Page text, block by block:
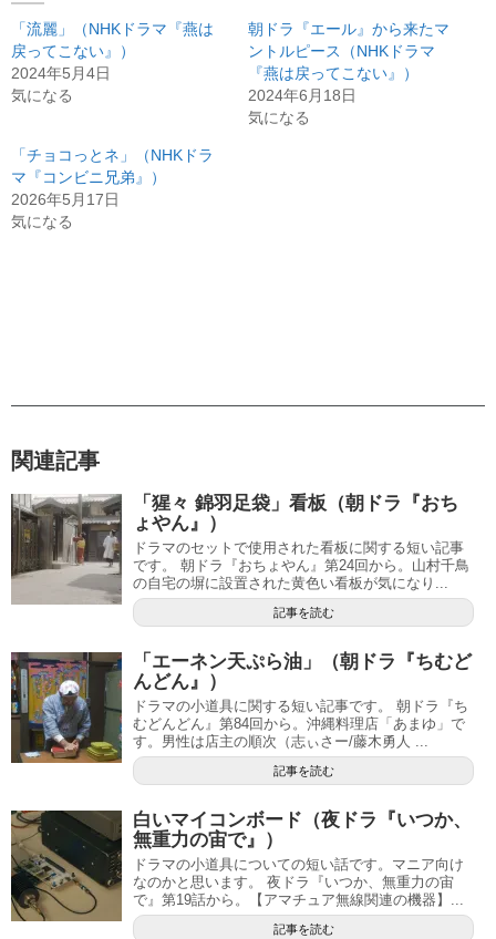
「流麗」（NHKドラマ『燕は
戻ってこない』）
2024年5月4日
気になる
朝ドラ『エール』から来たマ
ントルピース（NHKドラマ
『燕は戻ってこない』）
2024年6月18日
気になる
「チョコっとネ」（NHKドラ
マ『コンビニ兄弟』）
2026年5月17日
気になる
関連記事
「猩々 錦羽足袋」看板（朝ドラ『おち
ょやん』）
ドラマのセットで使用された看板に関する短い記事
です。 朝ドラ『おちょやん』第24回から。山村千鳥
の自宅の塀に設置された黄色い看板が気になり...
記事を読む
「エーネン天ぷら油」（朝ドラ『ちむど
んどん』）
ドラマの小道具に関する短い記事です。 朝ドラ『ち
むどんどん』第84回から。沖縄料理店「あまゆ」で
す。男性は店主の順次（志ぃさー/藤木勇人 ...
記事を読む
白いマイコンボード（夜ドラ『いつか、
無重力の宙で』）
ドラマの小道具についての短い話です。マニア向け
なのかと思います。 夜ドラ『いつか、無重力の宙
で』第19話から。【アマチュア無線関連の機器】...
記事を読む